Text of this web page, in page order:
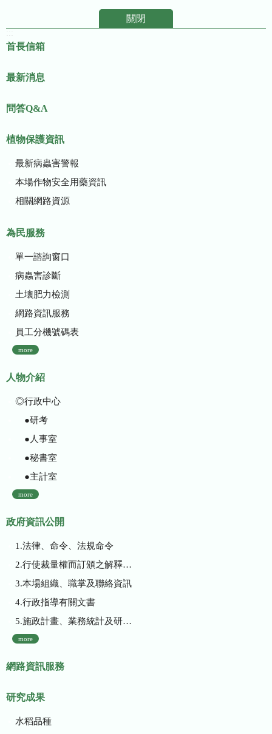
關閉
首長信箱
最新消息
問答Q&A
植物保護資訊
最新病蟲害警報
本場作物安全用藥資訊
相關網路資源
為民服務
單一諮詢窗口
病蟲害診斷
土壤肥力檢測
網路資訊服務
員工分機號碼表
more
人物介紹
◎行政中心
●研考
●人事室
●秘書室
●主計室
more
政府資訊公開
1.法律、命令、法規命令
2.行使裁量權而訂頒之解釋性規定及裁量基準
3.本場組織、職掌及聯絡資訊
4.行政指導有關文書
5.施政計畫、業務統計及研究報告
more
網路資訊服務
研究成果
水稻品種